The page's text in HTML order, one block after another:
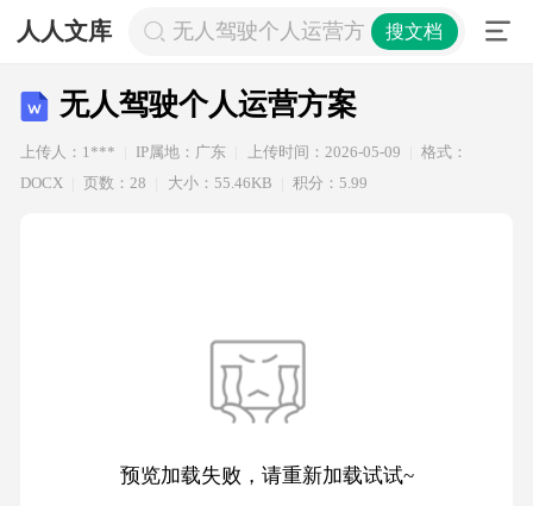
人人文库 无人驾驶个人运营方案搜文档
无人驾驶个人运营方案
上传人：1*** IP属地：广东 上传时间：2026-05-09
格式：
DOCX
页数：28 大小：55.46KB 积分：5.99
预览加载失败，请重新加载试试~